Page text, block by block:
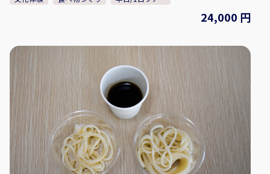
自分で作ったそばと山菜などの入ったそばランチを楽しんでく
橋板は間隔が広く、下の川が丸見えなので、渡る時はスリル満
点です！ 【名頃かかしの里】 名頃は人間の住民より、かかしの
住民が多い！？ 畑で作業したり、話し合ったり、学校で勉強し
たりなど、たくさんのかかしが住んでいます。 以前名頃に住ん
でいた住民をモデルとして、一人の女性がかかしを作り、どん
どんかかしの住民が増えて有名になりました。 【落合集落展望
台】 山の急斜面に造られている落合集落は展望台から見ると、
非常に美しくて、「日本の山村」のイメージが圧巻です。 【料
金：お一人様】 ・1名参加の場合：56,000円 ・2名 ~ 4名参加の
場合：31,000円 ・5名 ~ 9名参加の場合：24,000円 【最少催行
24,000 円